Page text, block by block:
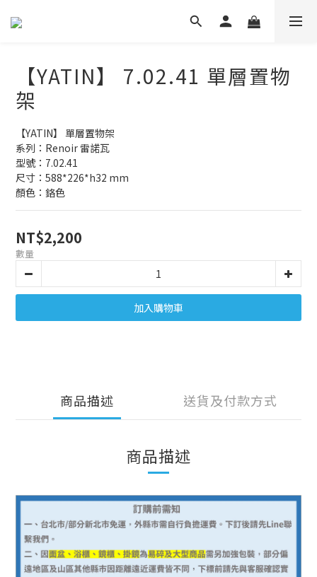
【YATIN】 7.02.41 單層置物
架
【YATIN】 單層置物架
系列：Renoir 雷諾瓦
型號：7.02.41
尺寸：588*226*h32 mm
顏色：鉻色
NT$2,200
數量
加入購物車
商品描述 送貨及付款方式
商品描述